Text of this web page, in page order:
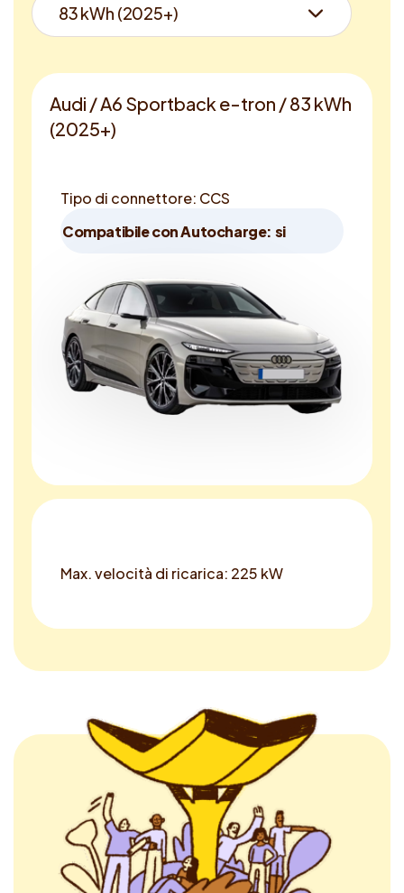
Audi / A6 Sportback e-tron / 83 kWh
(2025+)
Tipo di connettore: CCS
Compatibile con Autocharge: si
Max. velocità di ricarica: 225 kW